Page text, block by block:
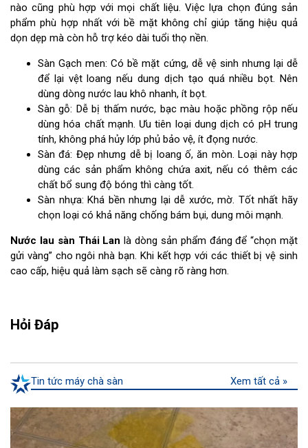
nào cũng phù hợp với mọi chất liệu. Việc lựa chọn đúng sản
phẩm phù hợp nhất với bề mặt không chỉ giúp tăng hiệu quả
dọn dẹp mà còn hỗ trợ kéo dài tuổi thọ nền.
Sàn Gạch men: Có bề mặt cứng, dễ vệ sinh nhưng lại dễ
để lại vệt loang nếu dung dịch tạo quá nhiều bọt. Nên
dùng dòng nước lau khô nhanh, ít bọt.
Sàn gỗ: Dễ bị thấm nước, bạc màu hoặc phồng rộp nếu
dùng hóa chất mạnh. Ưu tiên loại dung dịch có pH trung
tính, không phá hủy lớp phủ bảo vệ, ít đọng nước.
Sàn đá: Đẹp nhưng dễ bị loang ố, ăn mòn. Loại này hợp
dùng các sản phẩm không chứa axit, nếu có thêm các
chất bổ sung độ bóng thì càng tốt.
Sàn nhựa: Khá bền nhưng lại dễ xước, mờ. Tốt nhất hãy
chọn loại có khả năng chống bám bụi, dung môi mạnh.
Nước lau sàn Thái Lan là dòng sản phẩm đáng để “chọn mặt
gửi vàng” cho ngôi nhà bạn. Khi kết hợp với các thiết bị vệ sinh
cao cấp, hiệu quả làm sạch sẽ càng rõ ràng hơn.
Hỏi Đáp
Tin tức máy chà sàn Xem tất cả »